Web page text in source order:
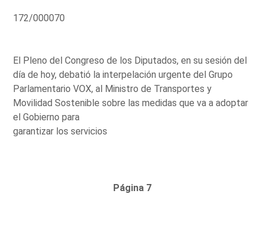
172/000070
El Pleno del Congreso de los Diputados, en su sesión del
día de hoy, debatió la interpelación urgente del Grupo
Parlamentario VOX, al Ministro de Transportes y
Movilidad Sostenible sobre las medidas que va a adoptar
el Gobierno para
garantizar los servicios
Página 7